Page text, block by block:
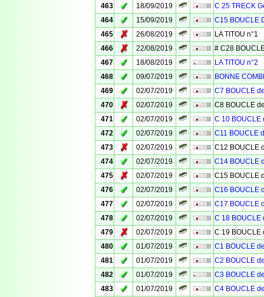
463
✓ 18/09/2019
C 25 TRECK
464
✓ 15/09/2019
C15 BOUCLE
465
✗ 26/08/2019
LA TITOU n°1
466
✗ 22/08/2019
# C28
467
✓ 18/08/2019
LA TITOU n°2
468
✓ 09/07/2019
BONNE
469
✓ 02/07/2019
C7 BOUCLE
470
✗ 02/07/2019
C8 BOUCLE
471
✓ 02/07/2019
C 10 BOUCLE
472
✓ 02/07/2019
C11 BOUCLE
473
✗ 02/07/2019
C12 BOUCLE
474
✓ 02/07/2019
C14 BOUCLE
475
✗ 02/07/2019
C15 BOUCLE
476
✓ 02/07/2019
C16 BOUCLE
477
✓ 02/07/2019
C17 BOUCLE
478
✓ 02/07/2019
C 18 BOUCLE
479
✗ 02/07/2019
C 19 BOUCLE
480
✓ 01/07/2019
C1 BOUCLE
481
✓ 01/07/2019
C2 BOUCLE
482
✓ 01/07/2019
C3 BOUCLE
483
✓ 01/07/2019
C4 BOUCLE